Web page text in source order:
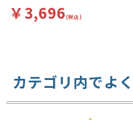
￥3,696(税込)
カテゴリ内でよ